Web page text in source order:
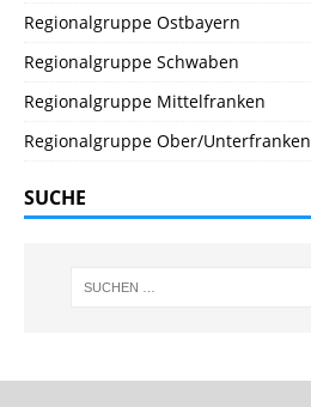
Regionalgruppe Ostbayern
Regionalgruppe Schwaben
Regionalgruppe Mittelfranken
Regionalgruppe Ober/Unterfranken
SUCHE